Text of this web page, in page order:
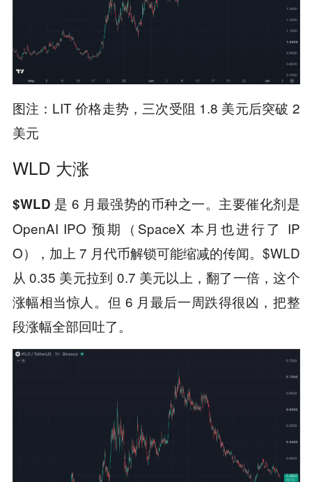
图注：LIT 价格走势，三次受阻 1.8 美元后突破 2
美元
WLD 大涨
$WLD 是 6 月最强势的币种之一。主要催化剂是
OpenAI IPO 预期（SpaceX 本月也进行了 IP
O），加上 7 月代币解锁可能缩减的传闻。$WLD
从 0.35 美元拉到 0.7 美元以上，翻了一倍，这个
涨幅相当惊人。但 6 月最后一周跌得很凶，把整
段涨幅全部回吐了。